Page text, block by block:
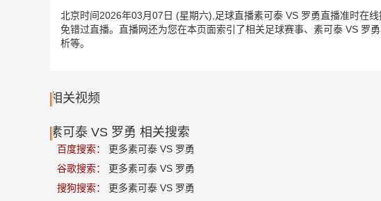
北京时间2026年03月07日 (星期六),足球直播素可泰 VS 罗勇直播准时在
免错过直播。直播网还为您在本页面索引了相关足球赛事、素可泰 VS 罗
析等。
相关视频
素可泰 VS 罗勇 相关搜索
百度搜索：
更多素可泰 VS 罗勇
谷歌搜索：
更多素可泰 VS 罗勇
搜狗搜索：
更多素可泰 VS 罗勇